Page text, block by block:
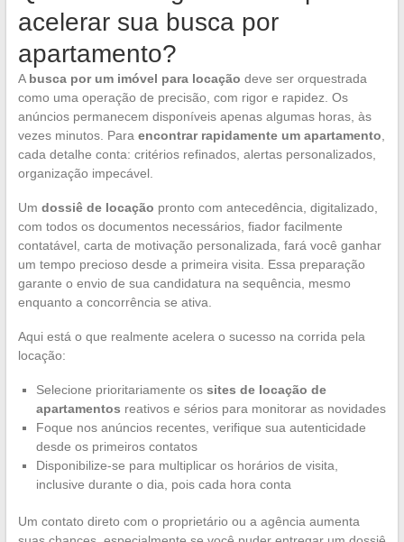
acelerar sua busca por
apartamento?
A busca por um imóvel para locação deve ser orquestrada
como uma operação de precisão, com rigor e rapidez. Os
anúncios permanecem disponíveis apenas algumas horas, às
vezes minutos. Para encontrar rapidamente um apartamento
cada detalhe conta: critérios refinados, alertas personalizados,
organização impecável.
Um dossiê de locação pronto com antecedência, digitalizado,
com todos os documentos necessários, fiador facilmente
contatável, carta de motivação personalizada, fará você ganhar
um tempo precioso desde a primeira visita. Essa preparação
garante o envio de sua candidatura na sequência, mesmo
enquanto a concorrência se ativa.
Aqui está o que realmente acelera o sucesso na corrida pela
locação:
Selecione prioritariamente os sites de locação de
apartamentos reativos e sérios para monitorar as novidades
Foque nos anúncios recentes, verifique sua autenticidade
desde os primeiros contatos
Disponibilize-se para multiplicar os horários de visita,
inclusive durante o dia, pois cada hora conta
Um contato direto com o proprietário ou a agência aumenta